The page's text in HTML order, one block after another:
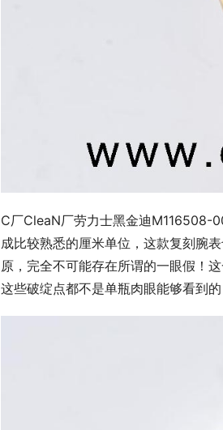
C厂CleaN厂劳力士黑金迪M116508-
成比较熟悉的厘米单位，这款复刻腕
原，完全不可能存在所谓的一眼假！
这些破绽点都不是单瓶肉眼能够看到